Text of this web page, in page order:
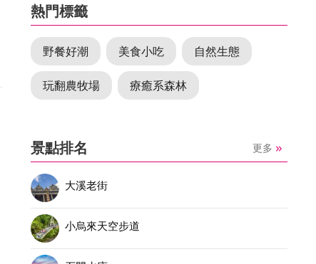
熱門標籤
野餐好潮 美食小吃 自然生態
玩翻農牧場 療癒系森林
景點排名 更多
大溪老街
小烏來天空步道